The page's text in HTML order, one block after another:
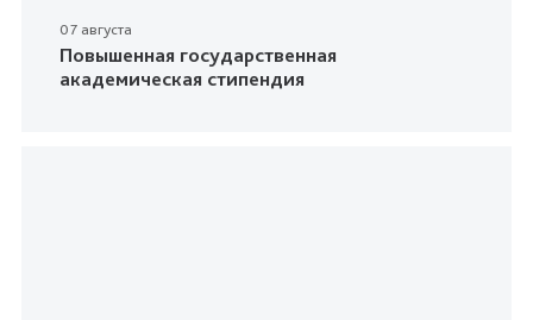
07 августа
Повышенная государственная
академическая стипендия